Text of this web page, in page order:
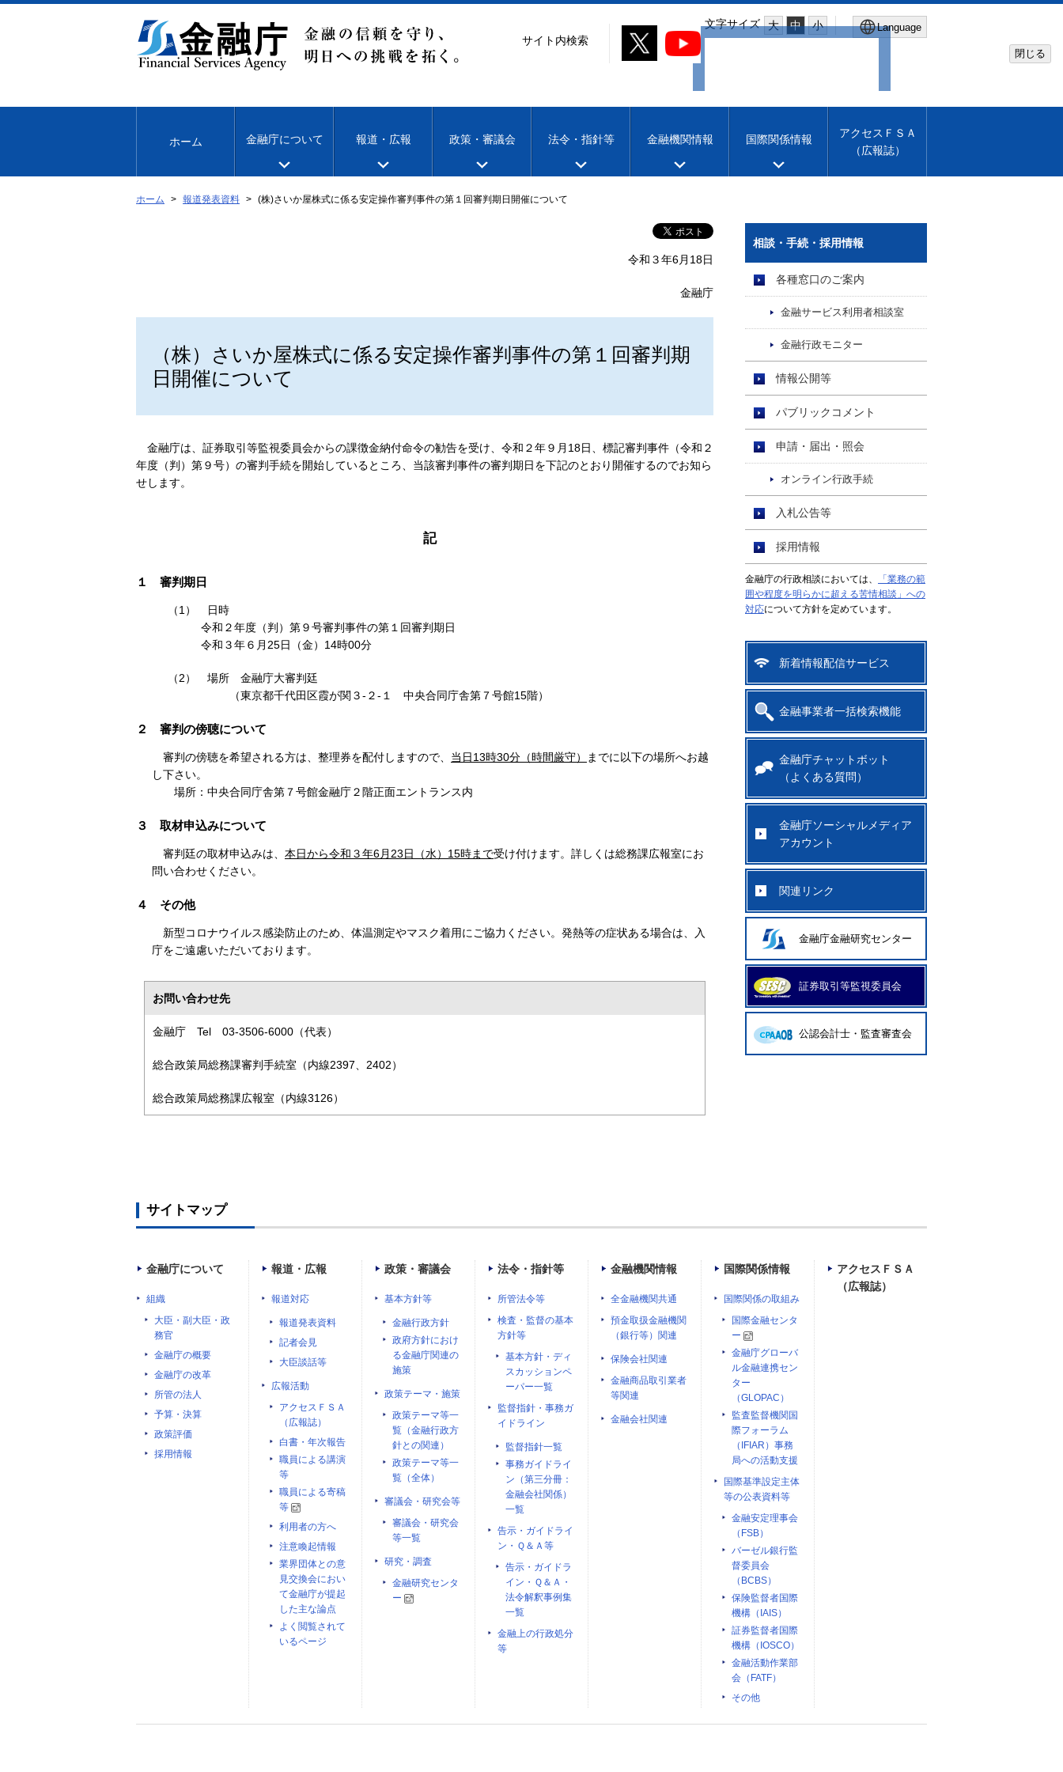
文
移
文字サイズ 大 中 小 Language
Machine translation
閉じる
サイト内検索
ホーム 金融庁について 報道・広報 政策・審議会 法令・指針等 金融機関情報 国際関係情報
アクセスＦＳＡ
（広報誌）
ホーム 報道発表資料 (株)さいか屋株式に係る安定操作審判事件の第１回審判期日開催について
令和３年6月18日
金融庁
（株）さいか屋株式に係る安定操作審判事件の第１回審判期
日開催について
金融庁は、証券取引等監視委員会からの課徴金納付命令の勧告を受け、令和２年９月18日、標記審判事件（令和２
年度（判）第９号）の審判手続を開始しているところ、当該審判事件の審判期日を下記のとおり開催するのでお知ら
せします。
記
１ 審判期日
（1） 日時
令和２年度（判）第９号審判事件の第１回審判期日
令和３年６月25日（金）14時00分
（2） 場所 金融庁大審判廷
（東京都千代田区霞が関３-２-１ 中央合同庁舎第７号館15階）
２ 審判の傍聴について
審判の傍聴を希望される方は、整理券を配付しますので、 当日13時30分（時間厳守）
までに以下の場所へお越
し下さい。
場所 ： 中央合同庁舎第７号館金融庁２階正面エントランス内
３ 取材申込みについて
審判廷の取材申込みは、 本日から令和３年6月23日（水）15時まで受け付けます。詳しくは総務課広報室にお
問い合わせください。
４ その他
新型コロナウイルス感染防止のため、体温測定やマスク着用にご協力ください。発熱等の症状ある場合は、入
庁をご遠慮いただいております。
お問い合わせ先
金融庁 Tel 03-3506-6000（代表）
総合政策局総務課審判手続室（内線2397、2402）
総合政策局総務課広報室（内線3126）
相談・手続・採用情報
各種窓口のご案内
金融サービス利用者相談室
金融行政モニター
情報公開等
パブリックコメント
申請・届出・照会
オンライン行政手続
入札公告等
採用情報
金融庁の行政相談においては、
「業務の範
囲や程度を明らかに超える苦情相談」への
対応について方針を定めています。
新着情報配信サービス
金融事業者一括検索機能
金融庁チャットボット
（よくある質問）
金融庁ソーシャルメディア
アカウント
関連リンク
金融庁金融研究センター
証券取引等監視委員会
公認会計士・監査審査会
サイトマップ
金融庁について
組織
大臣・副大臣・政
務官
金融庁の概要
金融庁の改革
所管の法人
予算・決算
政策評価
採用情報
報道・広報
報道対応
報道発表資料
記者会見
大臣談話等
広報活動
アクセスＦＳＡ
（広報誌）
白書・年次報告
職員による講演
等
職員による寄稿
等
利用者の方へ
注意喚起情報
業界団体との意
見交換会におい
て金融庁が提起
した主な論点
よく閲覧されて
いるページ
政策・審議会
基本方針等
金融行政方針
政府方針におけ
る金融庁関連の
施策
政策テーマ・施策
政策テーマ等一
覧（金融行政方
針との関連）
政策テーマ等一
覧（全体）
審議会・研究会等
審議会・研究会
等一覧
研究・調査
金融研究センタ
ー
法令・指針等
所管法令等
検査・監督の基本
方針等
基本方針・ディ
スカッションペ
ーパー一覧
監督指針・事務ガ
イドライン
監督指針一覧
事務ガイドライ
ン（第三分冊：
金融会社関係）
一覧
告示・ガイドライ
ン・Ｑ＆Ａ等
告示・ガイドラ
イン・Ｑ＆Ａ・
法令解釈事例集
一覧
金融上の行政処分
等
金融機関情報
全金融機関共通
預金取扱金融機関
（銀行等）関連
保険会社関連
金融商品取引業者
等関連
金融会社関連
国際関係情報
国際関係の取組み
国際金融センタ
ー
金融庁グローバ
ル金融連携セン
ター
（GLOPAC）
監査監督機関国
際フォーラム
（IFIAR）事務
局への活動支援
国際基準設定主体
等の公表資料等
金融安定理事会
（FSB）
バーゼル銀行監
督委員会
（BCBS）
保険監督者国際
機構（IAIS）
証券監督者国際
機構（IOSCO）
金融活動作業部
会（FATF）
その他
アクセスＦＳＡ
（広報誌）